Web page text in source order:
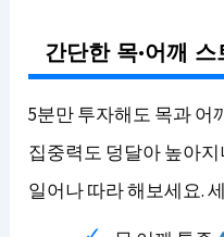
간단한 목·어깨
5분만 투자해도 목과 어
집중력도 덩달아 높아
일어나 따라 해보세요.